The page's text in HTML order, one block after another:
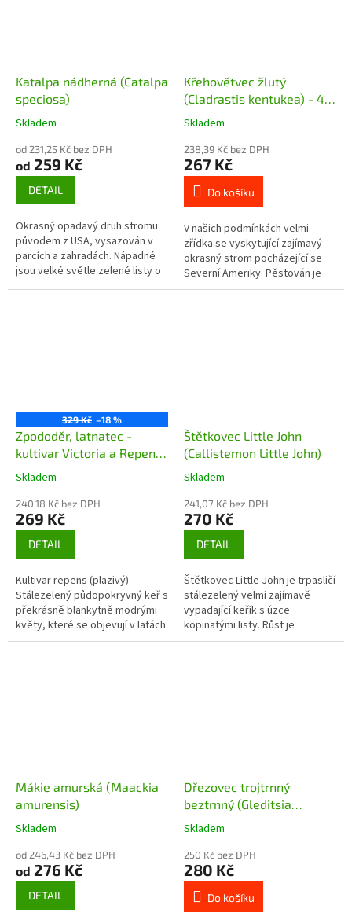
Katalpa nádherná (Catalpa
speciosa)
Skladem
od 231,25 Kč bez DPH
od 259 Kč
DETAIL
Okrasný opadavý druh stromu
původem z USA, vysazován v
parcích a zahradách. Nápadné
jsou velké světle zelené listy o
velikosti 10 - 30 cm a až 5 cm
Křehovětvec žlutý
(Cladrastis kentukea) - 40
- 50 cm
Skladem
238,39 Kč bez DPH
267 Kč
Do košíku
V našich podmínkách velmi
zřídka se vyskytující zajímavý
okrasný strom pocházející se
Severní Ameriky. Pěstován je
pro okrasu hlavně v zámeckých
329 Kč –18 %
Zpododěr, latnatec -
kultivar Victoria a Repens
(Ceanothus thyrsiflorus)
Skladem
240,18 Kč bez DPH
269 Kč
DETAIL
Kultivar repens (plazivý)
Stálezelený půdopokryvný keř s
překrásně blankytně modrými
květy, které se objevují v latách
na rostlině koncem jara. Dorůstá
Štětkovec Little John
(Callistemon Little John)
Skladem
241,07 Kč bez DPH
270 Kč
DETAIL
Štětkovec Little John je trpasličí
stálezelený velmi zajímavě
vypadající keřík s úzce
kopinatými listy. Růst je
kompaktní do výšky asi 0,5 - 0,7
Mákie amurská (Maackia
amurensis)
Skladem
od 246,43 Kč bez DPH
od 276 Kč
DETAIL
Dřezovec trojtrnný
beztrnný (Gleditsia
triacanthos inermis) - 40 -
Skladem
250 Kč bez DPH
280 Kč
Do košíku